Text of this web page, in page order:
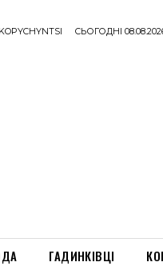
KOPYCHYNTSI СЬОГОДНІ
ГАДИНКІВЦІ